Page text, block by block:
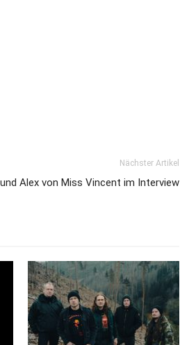
Nächster Artikel
Alex von Miss Vincent im Interview